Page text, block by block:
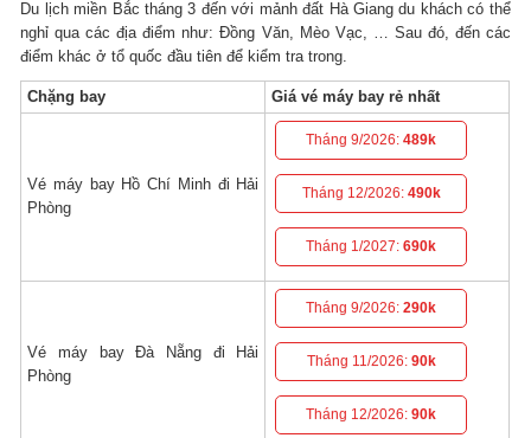
Du lịch miền Bắc tháng 3 đến với mảnh đất Hà Giang du khách có thể
nghỉ qua các địa điểm như: Đồng Văn, Mèo Vạc, … Sau đó, đến các
điểm khác ở tổ quốc đầu tiên để kiểm tra trong.
Chặng bay Giá vé máy bay rẻ nhất
Vé máy bay Hồ Chí Minh đi Hải
Phòng
Tháng 9/2026:489k
Tháng 12/2026: 490k
Tháng 1/2027:690k
Vé máy bay Đà Nẵng đi Hải
Phòng
Tháng 9/2026:290k
Tháng 11/2026: 90k
Tháng 12/2026:90k